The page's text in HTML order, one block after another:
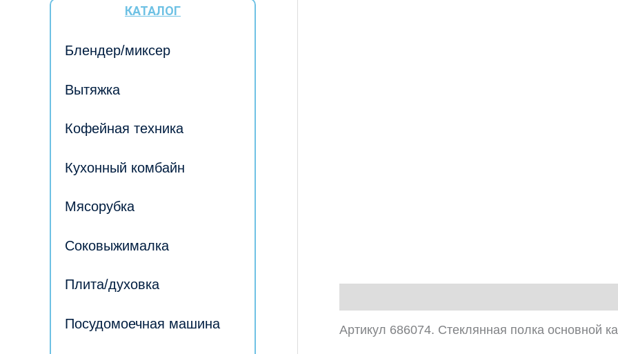
КАТАЛОГ
Блендер/миксер
Вытяжка
Кофейная техника
Кухонный комбайн
Мясорубка
Соковыжималка
Плита/духовка
Посудомоечная машина Артикул 686074. Стеклянная полка основной